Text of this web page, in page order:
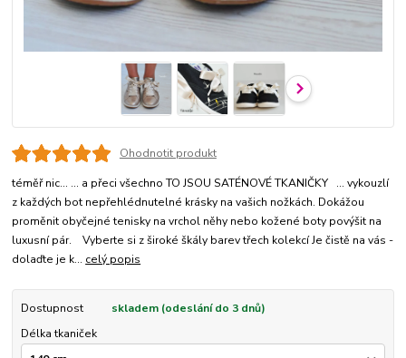
Ohodnotit produkt
téměř nic... ... a přeci všechno TO JSOU SATÉNOVÉ TKANIČKY ... vykouzlí
z každých bot nepřehlédnutelné krásky na vašich nožkách. Dokážou
proměnit obyčejné tenisky na vrchol něhy nebo kožené boty povýšit na
luxusní pár. Vyberte si z široké škály barev třech kolekcí Je čistě na vás -
dolaďte je k... celý popis
Dostupnost
skladem (odeslání do 3 dnů)
Délka tkaniček